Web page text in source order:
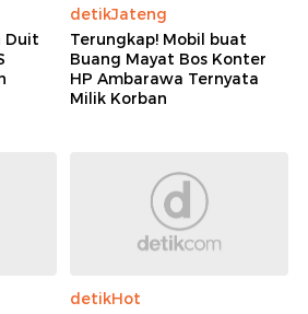
Duit
detikJateng
Terungkap! Mobil buat
Buang Mayat Bos Konter
HP Ambarawa Ternyata
Milik Korban
detikHot